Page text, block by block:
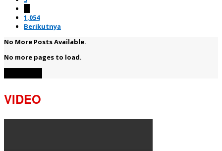
1,054
Berikutnya
No More Posts Available.
No more pages to load.
VIDEO